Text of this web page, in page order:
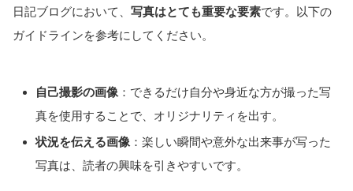
日記ブログにおいて、 写真はとても重要な要素です。以下の
ガイドラインを参考にしてください。
自己撮影の画像 ：できるだけ自分や身近な方が撮った写
真を使用することで、オリジナリティを出す。
状況を伝える画像 ：楽しい瞬間や意外な出来事が写った
写真は、読者の興味を引きやすいです。